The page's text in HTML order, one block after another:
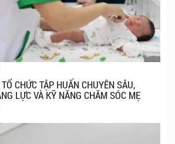
CHỨC TẬP HUẤN CHUYÊN SÂU,
LỰC VÀ KỸ NĂNG CHĂM SÓC MẸ